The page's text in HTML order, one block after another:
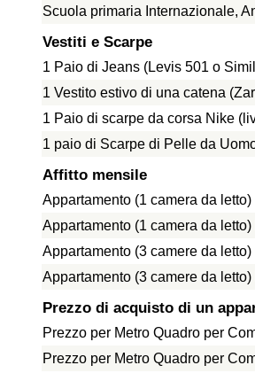
Scuola primaria Internazionale,
Vestiti e Scarpe
1 Paio di Jeans (Levis 501 o
1 Vestito estivo di una catena
1 Paio di scarpe da corsa Nike
1 paio di Scarpe di Pelle da
Affitto mensile
Appartamento (1 camera da
Appartamento (1 camera da
Appartamento (3 camere da
Appartamento (3 camere da
Prezzo di acquisto di un
Prezzo per Metro Quadro per
Prezzo per Metro Quadro per